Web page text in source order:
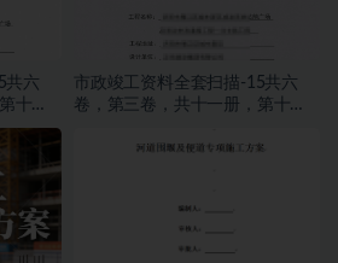
共六
十
市政竣工资料全套扫描-15共六
卷，第三卷，共十一册，第十